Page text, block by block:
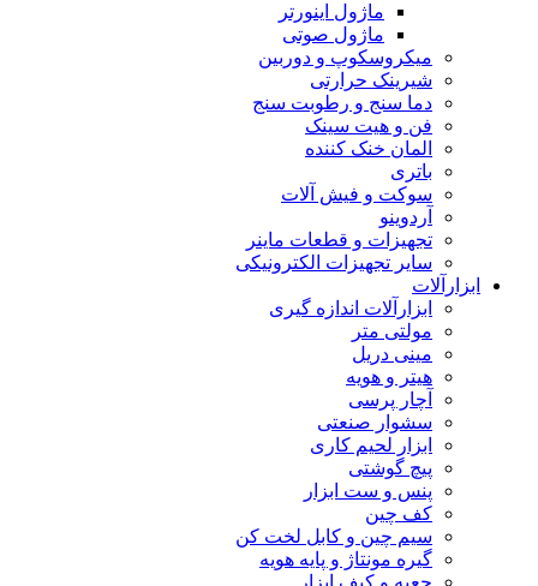
ماژول اینورتر
ماژول صوتی
میکروسکوپ و دوربین
شیرینک حرارتی
دما سنج و رطوبت سنج
فن و هیت سینک
المان خنک کننده
باتری
سوکت و فیش آلات
آردوینو
تجهیزات و قطعات ماینر
سایر تجهیزات الکترونیکی
ابزارآلات
ابزارآلات اندازه گیری
مولتی متر
مینی دریل
هیتر و هویه
آچار پرسی
سشوار صنعتی
ابزار لحیم کاری
پیچ گوشتی
پنس و ست ابزار
کف چین
سیم چین و کابل لخت کن
گیره مونتاژ و پایه هویه
جعبه و کیف ابزار